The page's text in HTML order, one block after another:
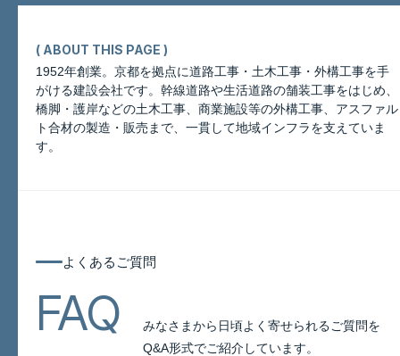
このページについて
( ABOUT THIS PAGE )
1952年創業。京都を拠点に道路工事・土木工事・外構工事を手
がける建設会社です。幹線道路や生活道路の舗装工事をはじめ、
橋脚・護岸などの土木工事、商業施設等の外構工事、アスファル
ト合材の製造・販売まで、一貫して地域インフラを支えていま
す。
よくあるご質問
よくあるご質問
FAQ
みなさまから日頃よく寄せられるご質問を
Q&A形式でご紹介しています。